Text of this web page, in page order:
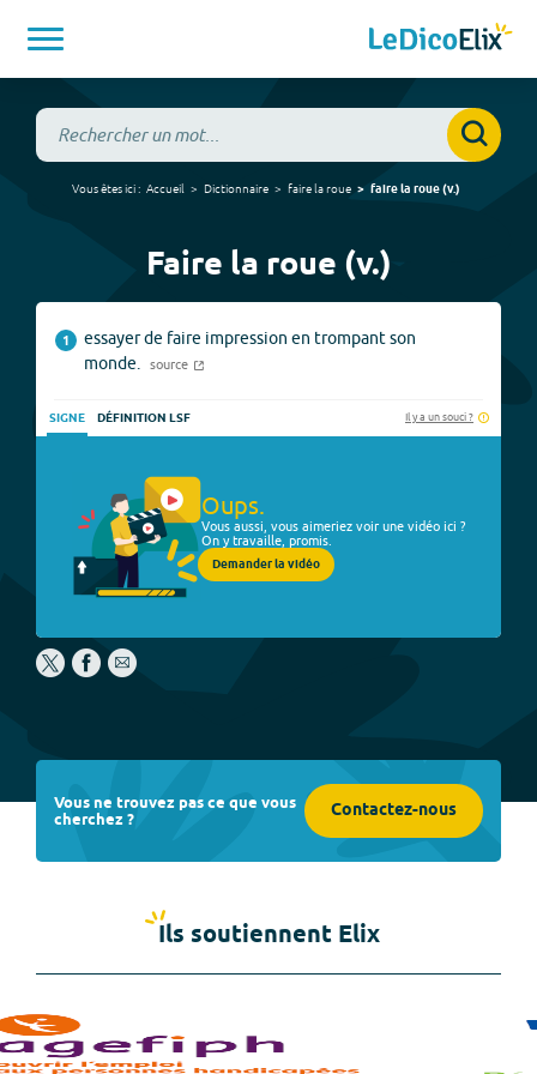
Vous êtes ici : Accueil Dictionnaire faire la roue faire la roue(v.)
Faire la roue (v.)
1
essayer de faire impression en trompant son
monde.
source
SIGNE DÉFINITION LSF Il y a un souci ?
Oups.
Vous aussi, vous aimeriez voir une vidéo ici ?
On y travaille, promis.
Demander la vidéo
Vous ne trouvez pas ce que vous
cherchez ? Contactez-nous
Ils soutiennent Elix